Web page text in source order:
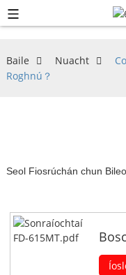
Baile Nuacht
Roghnú？
Seol Fiosrúchán chun